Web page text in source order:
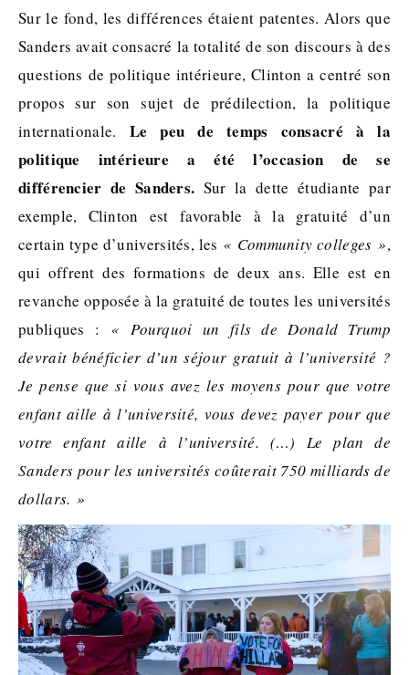
Sur le fond, les différences étaient patentes. Alors que
Sanders avait consacré la totalité de son discours à des
questions de politique intérieure, Clinton a centré son
propos sur son sujet de prédilection, la politique
internationale. Le peu de temps consacré à la
politique intérieure a été l’occasion de se
différencier de Sanders. Sur la dette étudiante par
exemple, Clinton est favorable à la gratuité d’un
certain type d’universités, les « Community colleges »,
qui offrent des formations de deux ans. Elle est en
revanche opposée à la gratuité de toutes les universités
publiques : « Pourquoi un fils de Donald Trump
devrait bénéficier d’un séjour gratuit à l’université ?
Je pense que si vous avez les moyens pour que votre
enfant aille à l’université, vous devez payer pour que
votre enfant aille à l’université. (…) Le plan de
Sanders pour les universités coûterait 750 milliards de
dollars. »